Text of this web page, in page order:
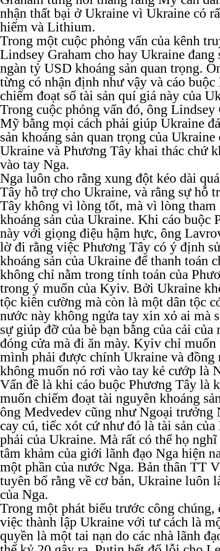
nhận thất bại ở Ukraine vì Ukraine có
hiếm và Lithium.
Trong một cuộc phỏng vấn của kênh
Lindsey Graham cho hay Ukraine đang
ngàn tỷ USD khoáng sản quan trọng.
từng có nhận định như vậy và cáo
chiếm đoạt số tài sản quí giá này của
Trong cuộc phỏng vấn đó, ông Lindsey
Mỹ bằng mọi cách phải giúp Ukraine
sản khoáng sản quan trọng của
Ukraine và Phương Tây khai thác chứ
vào tay Nga.
Nga luôn cho rằng xung đột kéo dài
Tây hỗ trợ cho Ukraine, và rằng sự hỗ
Tây không vì lòng tốt, mà vì lòng
khoáng sản của Ukraine. Khi cáo buộc
này với giọng điệu hậm hực, ông
lờ đi rằng việc Phương Tây có ý định
khoáng sản của Ukraine để thanh toán
không chỉ nằm trong tính toán của
trong ý muốn của Kyiv. Bởi Ukraine
tộc kiên cường mà còn là một dân tộc
nước này không ngửa tay xin xỏ ai mà
sự giúp đỡ của bè bạn bằng của cải
đóng cửa mà đi ăn mày. Kyiv chỉ muốn
mình phải được chính Ukraine và đồng
không muốn nó rơi vào tay kẻ cướp là
Vấn đề là khi cáo buộc Phương Tây là
muốn chiếm đoạt tài nguyên khoáng
ông Medvedev cũng như Ngoại trưởng
cay cú, tiếc xót cứ như đó là tài sản
phải của Ukraine. Mà rất có thể họ
tâm khảm của giới lãnh đạo Nga hiện
một phần của nước Nga. Bản thân TT
tuyên bố rằng về cơ bản, Ukraine luôn
của Nga.
Trong một phát biểu trước công chúng,
việc thành lập Ukraine với tư cách là
quyền là một tai nạn do các nhà lãnh